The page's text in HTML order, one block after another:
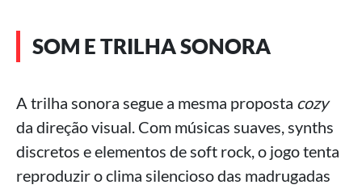
SOM E TRILHA SONORA
A trilha sonora segue a mesma proposta cozy
da direção visual. Com músicas suaves, synths
discretos e elementos de soft rock, o jogo tenta
reproduzir o clima silencioso das madrugadas